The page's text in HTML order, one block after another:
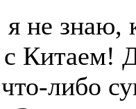
я не знаю,
с Китаем!
либо